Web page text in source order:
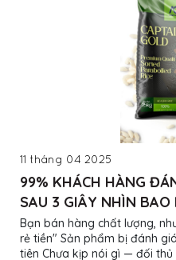
11 tháng 04 2025
99% KHÁCH HÀNG
SAU 3 GIÂY NHÌN BAO
Bạn bán hàng chất lượng,
rẻ tiền" Sản phẩm bị đánh
tiên Chưa kịp nói gì — đối